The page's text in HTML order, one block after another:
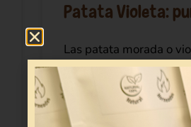
Patata Violeta:
Las patata morada o
tanto por su vistoso
sabor. De un violeta
textura suave, aporta
a tus platos. Pero